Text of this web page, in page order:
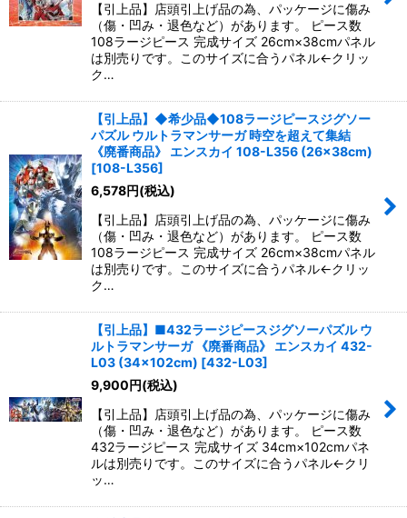
【引上品】店頭引上げ品の為、パッケージに傷み
（傷・凹み・退色など）があります。 ピース数
108ラージピース 完成サイズ 26cm×38cmパネル
は別売りです。このサイズに合うパネル←クリッ
ク…
【引上品】◆希少品◆108ラージピースジグソー
パズル ウルトラマンサーガ 時空を超えて集結
《廃番商品》 エンスカイ 108-L356 (26×38cm)
[108-L356]
6,578円(税込)
【引上品】店頭引上げ品の為、パッケージに傷み
（傷・凹み・退色など）があります。 ピース数
108ラージピース 完成サイズ 26cm×38cmパネル
は別売りです。このサイズに合うパネル←クリッ
ク…
【引上品】■432ラージピースジグソーパズル ウ
ルトラマンサーガ 《廃番商品》 エンスカイ 432-
L03 (34×102cm) [432-L03]
9,900円(税込)
【引上品】店頭引上げ品の為、パッケージに傷み
（傷・凹み・退色など）があります。 ピース数
432ラージピース 完成サイズ 34cm×102cmパネ
ルは別売りです。このサイズに合うパネル←クリ
ッ…